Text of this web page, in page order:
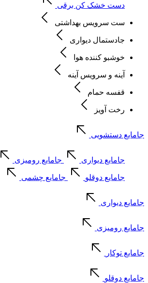
دست خشک کن برقی
ست سرویس بهداشتی
جادستمال دیواری
خوشبو کننده هوا
آینه و سرویس آینه
قفسه حمام
رخت آویز
جامایع دستشویی
جامایع دیواری جامایع رومیزی
جامایع دوقلو جامایع چشمی
جامایع دیواری
جامایع رومیزی
جامایع توکار
جامایع دوقلو